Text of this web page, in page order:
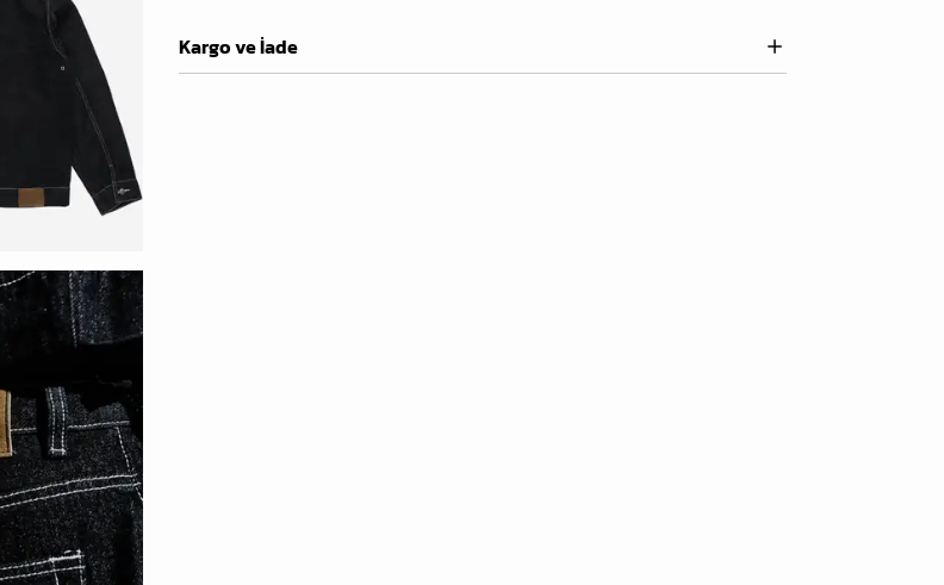
Kargo ve İade